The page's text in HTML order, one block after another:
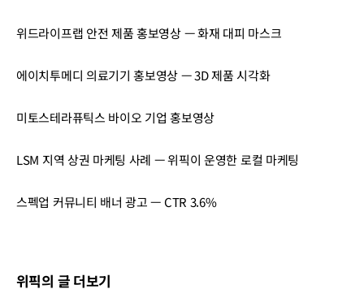
위픽의 글 더보기
위드라이프랩 안전 제품 홍보영상 — 화재 대피 마스크
에이치투메디 의료기기 홍보영상 — 3D 제품 시각화
미토스테라퓨틱스 바이오 기업 홍보영상
LSM 지역 상권 마케팅 사례 — 위픽이 운영한 로컬 마케팅
스펙업 커뮤니티 배너 광고 — CTR 3.6%